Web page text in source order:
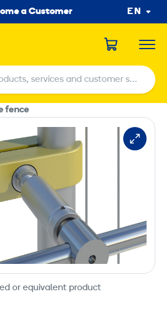
a Customer EN
services and customer service centers
services and customer service centers
fence
or equivalent product